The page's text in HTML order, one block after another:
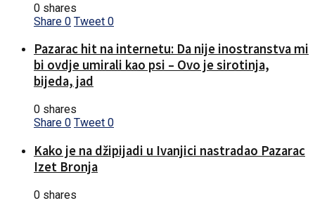
0 shares
Share 0 Tweet 0
Pazarac hit na internetu: Da nije inostranstva mi
bi ovdje umirali kao psi – Ovo je sirotinja,
bijeda, jad
0 shares
Share 0 Tweet 0
Kako je na džipijadi u Ivanjici nastradao Pazarac
Izet Bronja
0 shares